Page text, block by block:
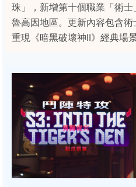
珠」，新增第十個職業「術
魯高因地區。更新內容包含術
重現《暗黑破壞神II》經典場